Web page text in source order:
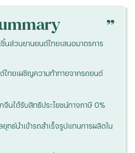
“
นส่วนยานยนต์ไทยเสนอมาตรการ
ไทยเผชิญความท้าทายจากรถยนต์
จีนได้รับสิทธิประโยชน์ทางภาษี 0%
ธ์นำเข้ารถสำเร็จรูปแทนการผลิตใน